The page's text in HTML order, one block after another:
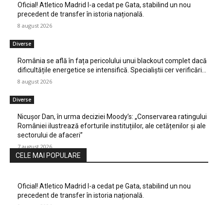
Oficial! Atletico Madrid l-a cedat pe Gata, stabilind un nou
precedent de transfer în istoria națională.
8 august 2026
Diverse
România se află în fața pericolului unui blackout complet dacă
dificultățile energetice se intensifică. Specialiștii cer verificări…
8 august 2026
Diverse
Nicușor Dan, în urma deciziei Moody’s: „Conservarea ratingului
României ilustrează eforturile instituțiilor, ale cetățenilor și ale
sectorului de afaceri”
7 august 2026
CELE MAI POPULARE
Oficial! Atletico Madrid l-a cedat pe Gata, stabilind un nou
precedent de transfer în istoria națională.